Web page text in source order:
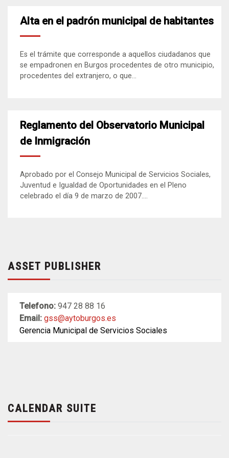
Alta en el padrón municipal de habitantes
Es el trámite que corresponde a aquellos ciudadanos que
se empadronen en Burgos procedentes de otro municipio,
procedentes del extranjero, o que...
Reglamento del Observatorio Municipal
de Inmigración
Aprobado por el Consejo Municipal de Servicios Sociales,
Juventud e Igualdad de Oportunidades en el Pleno
celebrado el día 9 de marzo de 2007....
ASSET PUBLISHER
Telefono: 947 28 88 16
Email: gss@aytoburgos.es
Gerencia Municipal de Servicios Sociales
CALENDAR SUITE